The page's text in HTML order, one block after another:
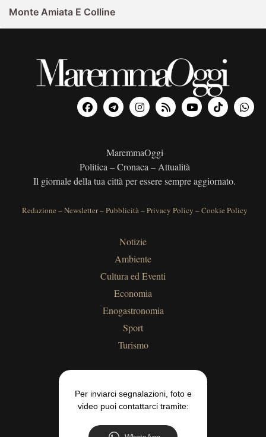
Monte Amiata E Colline
MaremmaOggi
Politica – Cronaca – Attualità
Il giornale della tua città per essere sempre aggiornato.
Redazione –Newsletter–Pubblicità–Privacy Policy –Cookie Policy
Notizie
Ambiente
Cultura ed Eventi
Economia
Enogastronomia
Sport
Turismo
Per inviarci segnalazioni, foto e
video puoi contattarci tramite: